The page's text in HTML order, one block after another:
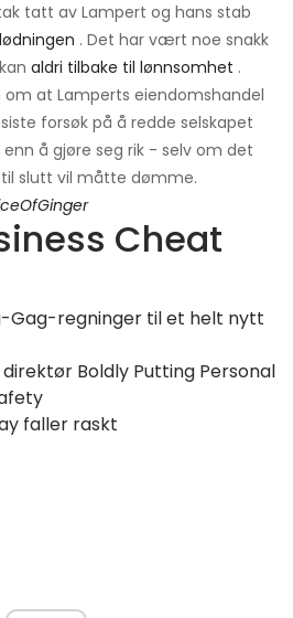
tatt av Lampert og hans stab
. Det har vært noe snakk
aldri tilbake til lønnsomhet .
at Lamperts eiendomshandel
forsøk på å redde selskapet
å gjøre seg rik - selv om det
slutt vil måtte dømme.
Cheat
Gag-regninger til et helt nytt
Boldly Putting Personal
faller raskt